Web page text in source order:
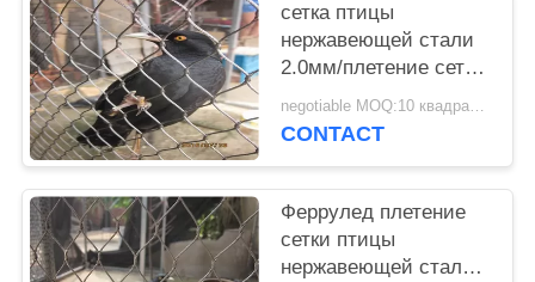
сетка птицы
нержавеющей стали
2.0мм/плетение сетки
Авяры с диаметром
провода 1.2мм-3.2мм
negotiable MOQ:10 квадратных метров
CONTACT
Феррулед плетение
сетки птицы
нержавеющей стали